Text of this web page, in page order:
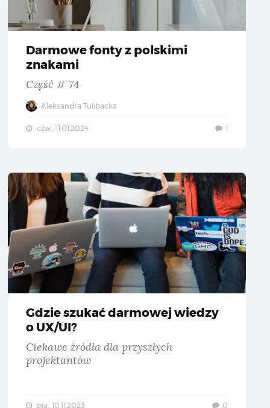
Darmowe fonty z polskimi
znakami
Część # 74
Aleksandra Tulibacka
czw., 11.01.2024 1
fonty z polskimi znakami — Część #73
Gdzie szukać darmowej wiedzy
o UX/UI?
Ciekawe źródła dla przyszłych
projektantów
pią., 10.11.2023 0